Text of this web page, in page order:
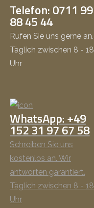
Telefon: 0711 99
88 45 44
Rufen Sie uns gerne an.
Täglich zwischen 8 - 18
Uhr
WhatsApp: +49
152 31 97 67 58
Schreiben Sie uns
kostenlos an. Wir
antworten garantiert.
Täglich zwischen 8 - 18
Uhr